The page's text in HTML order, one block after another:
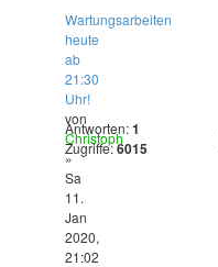
Wartungsarbeiten
heute
ab
21:30
Uhr!
von
Christoph
»
Sa
11.
Jan
2020,
21:02
Antworten:1
Zugriffe:6015